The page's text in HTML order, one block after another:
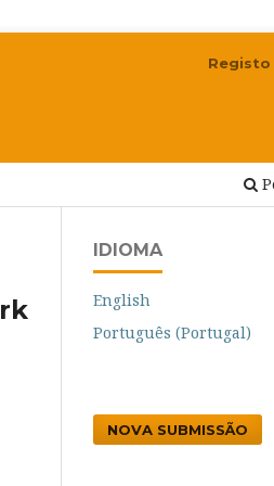
Registo
IDIOMA
English
Português (Portugal)
NOVA SUBMISSÃO